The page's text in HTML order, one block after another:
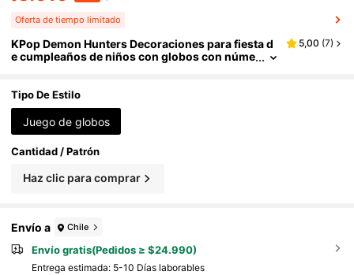
Oferta de tiempo limitado
KPop Demon Hunters Decoraciones para fiesta d
e cumpleaños de niños con globos con núme
5,00 (7)
Tipo De Estilo
Juego de globos
Cantidad / Patrón
Haz clic para comprar
Envío a Chile
Envío gratis(Pedidos ≥ $24.990)
Entrega estimada: 5-10 Días laborables